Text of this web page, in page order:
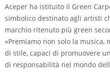
Aceper ha istituito il Green
simbolico destinato agli artisti
marchio ritenuto più green
«Premiamo non solo la musica,
di stile, capaci di promuovere
di responsabilità nel mondo